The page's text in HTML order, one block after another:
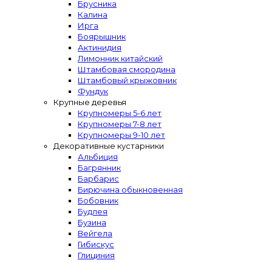
Брусника
Калина
Ирга
Боярышник
Актинидия
Лимонник китайский
Штамбовая смородина
Штамбовый крыжовник
Фундук
Крупные деревья
Крупномеры 5-6 лет
Крупномеры 7-8 лет
Крупномеры 9-10 лет
Декоративные кустарники
Альбиция
Багрянник
Барбарис
Бирючина обыкновенная
Бобовник
Будлея
Бузина
Вейгела
Гибискус
Глициния